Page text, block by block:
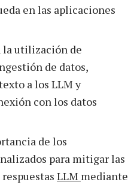
en las aplicaciones
la utilización de
de datos,
a los LLM y
con los datos
de los
para mitigar las
LLM mediante